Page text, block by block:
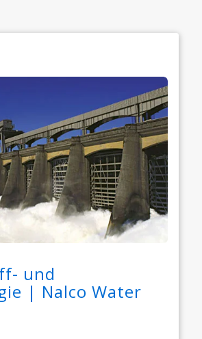
und
| Nalco Water